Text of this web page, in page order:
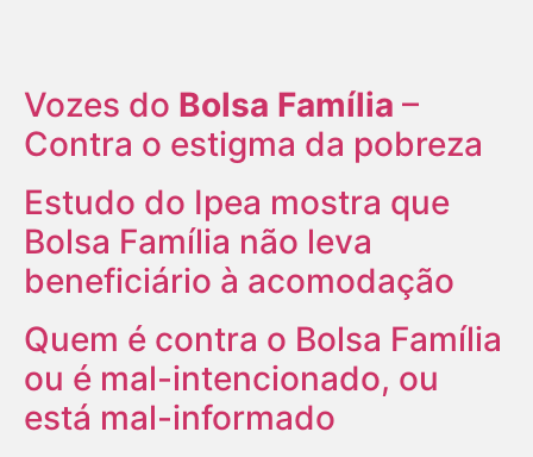
Vozes do Bolsa Família –
Contra o estigma da pobreza
Estudo do Ipea mostra que
Bolsa Família não leva
beneficiário à acomodação
Quem é contra o Bolsa Família
ou é mal-intencionado, ou
está mal-informado